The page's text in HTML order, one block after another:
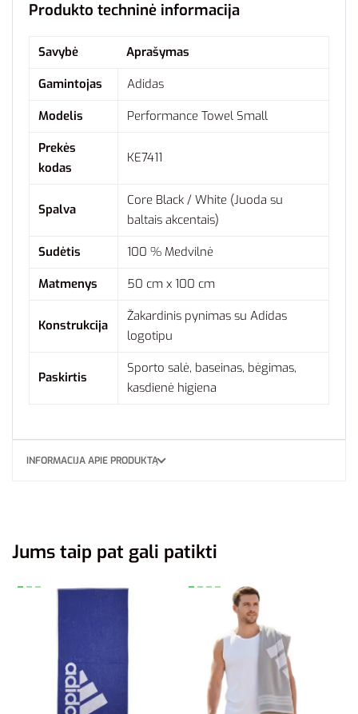
Produkto techninė informacija
Savybė
Aprašymas
Gamintojas
Adidas
Modelis
Performance Towel Small
Prekės
kodas
KE7411
Spalva
Core Black / White (Juoda su
baltais akcentais)
Sudėtis
100 % Medvilnė
Matmenys
50 cm x 100 cm
Konstrukcija
Žakardinis pynimas su Adidas
logotipu
Paskirtis
Sporto salė, baseinas, bėgimas,
kasdienė higiena
INFORMACIJA APIE PRODUKTĄ
Jums taip pat gali patikti